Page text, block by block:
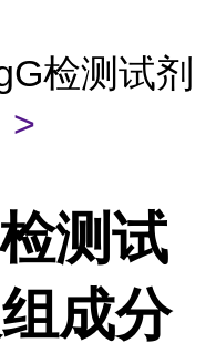
检测试剂
>
测试
成分